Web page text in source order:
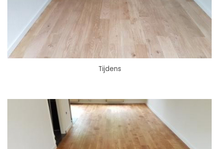
Tijdens